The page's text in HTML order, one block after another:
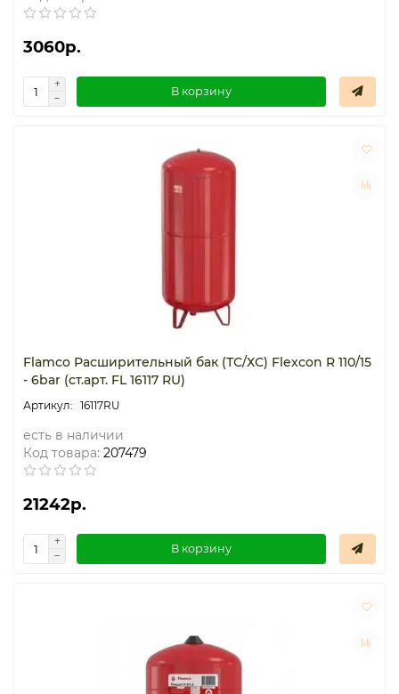
3060р.
В корзину
Flamco Расширительный бак (ТС/ХС) Flexcon R 110/15
- 6bar (ст.арт. FL 16117 RU)
16117RU
есть в наличии
Код товара: 207479
21242р.
В корзину